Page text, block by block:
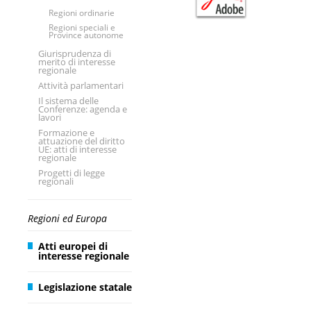
Regioni ordinarie
Regioni speciali e
Province autonome
Giurisprudenza di
merito di interesse
regionale
Attività parlamentari
Il sistema delle
Conferenze: agenda e
lavori
Formazione e
attuazione del diritto
UE: atti di interesse
regionale
Progetti di legge
regionali
Regioni ed Europa
Atti europei di
interesse regionale
Legislazione statale